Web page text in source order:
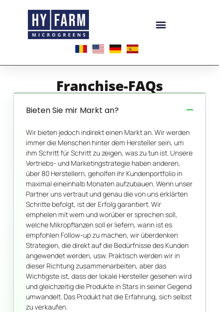
Franchise-FAQs
Bieten Sie mir Markt an?
Wir bieten jedoch indirekt einen Markt an. Wir werden
immer die Menschen hinter dem Hersteller sein, um
ihm Schritt für Schritt zu zeigen, was zu tun ist. Unsere
Vertriebs- und Marketingstrategie haben anderen,
über 80 Herstellern, geholfen ihr Kundenportfolio in
maximal eineinhalb Monaten aufzubauen. Wenn unser
Partner uns vertraut und genau die von uns erklärten
Schritte befolgt, ist der Erfolg garantiert. Wir
emphelen mit wem und worüber er sprechen soll,
welche Mikropflanzen soll er liefern, wann ist es
empfohlen Follow-up zu machen, wir überdenken
Strategien, die direkt auf die Bedürfnisse des Kunden
angewendet werden, usw. Praktisch werden wir in
dieser Richtung zusammenarbeiten, aber das
Wichtigste ist, dass der lokale Hersteller gesehen wird
und gleichzeitig die Produkte in Stars in seiner Gegend
umwandelt. Das Produkt hat die Erfahrung, sich selbst
zu verkaufen.